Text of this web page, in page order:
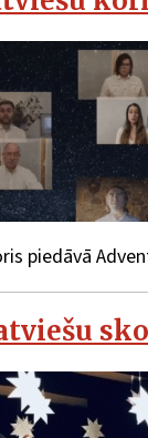
piedāvā